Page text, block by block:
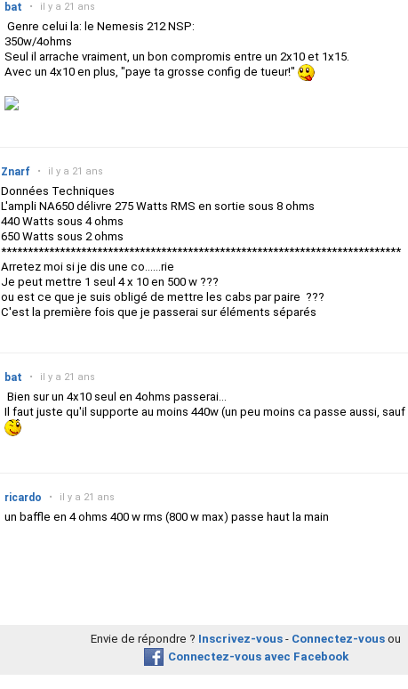
bat • il y a 21 ans
Genre celui la: le Nemesis 212 NSP:
350w/4ohms
Seul il arrache vraiment, un bon compromis entre un 2x10 et 1x15.
Avec un 4x10 en plus, "paye ta grosse config de tueur!"
Znarf • il y a 21 ans
Données Techniques
L'ampli NA650 délivre 275 Watts RMS en sortie sous 8 ohms
440 Watts sous 4 ohms
650 Watts sous 2 ohms
***************************************************************************
Arretez moi si je dis une co......rie
Je peut mettre 1 seul 4 x 10 en 500 w ???
ou est ce que je suis obligé de mettre les cabs par paire ???
C'est la première fois que je passerai sur éléments séparés
bat • il y a 21 ans
Bien sur un 4x10 seul en 4ohms passerai...
Il faut juste qu'il supporte au moins 440w (un peu moins ca passe aussi,
ricardo • il y a 21 ans
un baffle en 4 ohms 400 w rms (800 w max) passe haut la main
Envie de répondre ? Inscrivez-vous - Connectez-vous ou
Connectez-vous avec Facebook